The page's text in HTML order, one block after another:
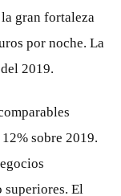
gran fortaleza
por noche. La
2019.
sobre 2019.
El